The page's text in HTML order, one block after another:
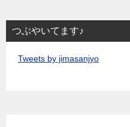
つぶやいてます♪
Tweets by jimasanjyo